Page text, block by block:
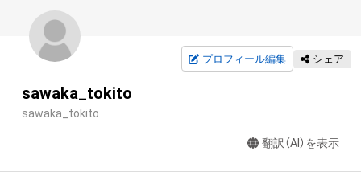
プロフィール編集 シェア
sawaka_tokito
sawaka_tokito
翻訳（AI）を表示